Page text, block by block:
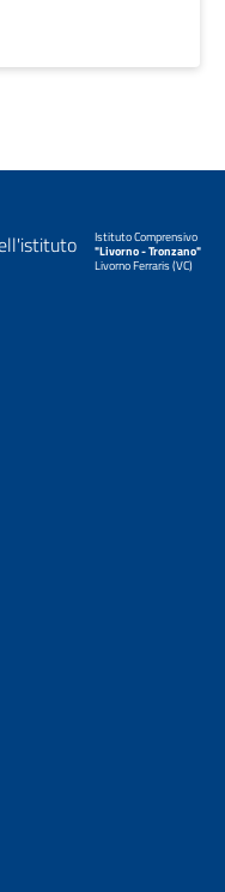
Istituto Comprensivo
"Livorno - Tronzano"
Livorno Ferraris (VC)